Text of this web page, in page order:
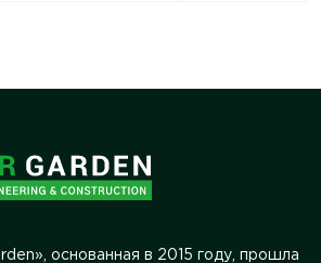
основанная в 2015 году, прошла